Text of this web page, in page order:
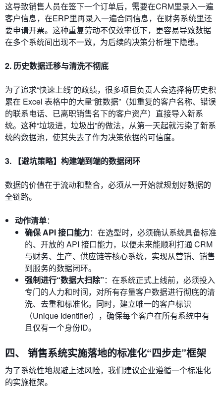
这导致销售人员在签下一个订单后，需要在CRM里录入一遍
客户信息，在ERP里再录入一遍合同信息，在财务系统里还
要申请开票。这种重复劳动不仅效率低下，更容易导致数据
在多个系统间出现不一致，为后续的决策分析埋下隐患。
2. 历史数据迁移与清洗不彻底
为了追求“快速上线”的政绩，很多项目负责人会选择将历史积
累在 Excel 表格中的大量“脏数据”（如重复的客户名称、错误
的联系电话、已离职销售名下的客户资产）直接导入新系
统。这种“垃圾进，垃圾出”的做法，从第一天起就污染了新系
统的数据池，使其失去了作为决策依据的可信度。
3. 【避坑策略】构建端到端的数据闭环
数据的价值在于流动和整合，必须从一开始就规划好数据的
全链路。
动作清单：
确保 API 接口能力：在选型时，必须确认系统具备标准
的、开放的 API 接口能力，以便未来能顺利打通 CRM
与财务、生产、供应链等核心系统，实现从营销、销售
到服务的数据闭环。
强制进行“数据大扫除”：在系统正式上线前，必须投入
专门的人力和时间，对所有存量客户数据进行彻底的清
洗、去重和标准化。同时，建立唯一的客户标识
（Unique Identifier），确保每个客户在所有系统中有
且仅有一个身份ID。
四、 销售系统实施落地的标准化“四步走”框架
为了系统性地规避上述风险，我们建议企业遵循一个标准化
的实施框架。